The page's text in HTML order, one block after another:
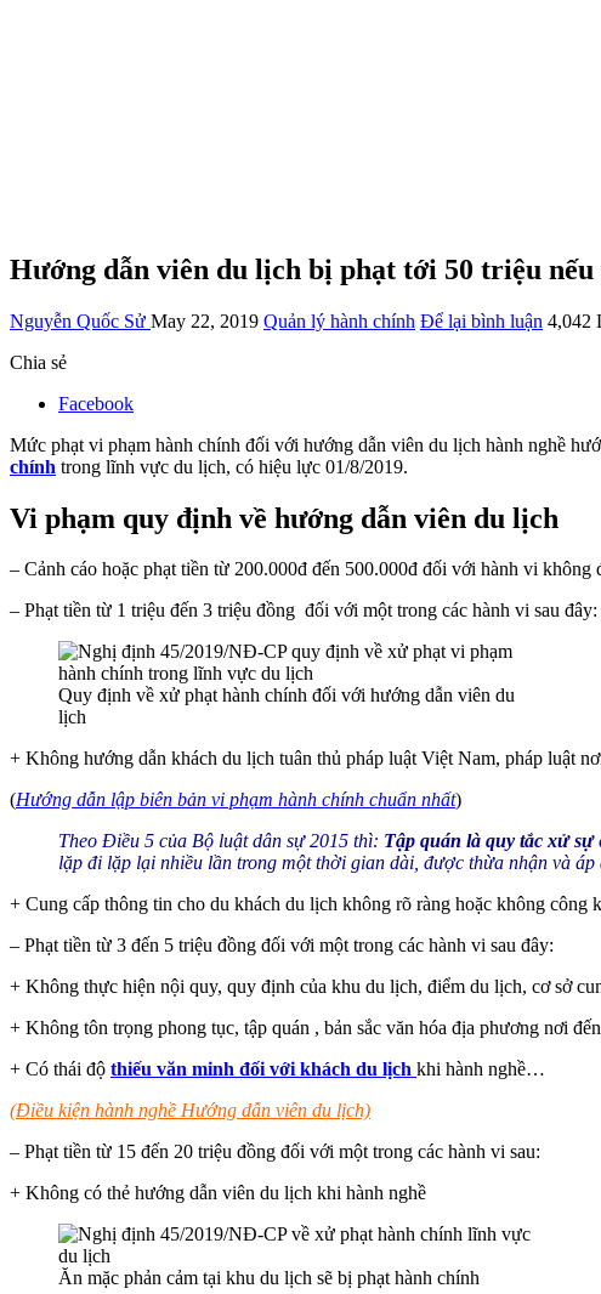
Hướng dẫn viên du lịch bị phạt tới 50 triệu
Nguyễn Quốc Sử May 22, 2019 Quản lý hành chính Để lại bình luận 4,042
Chia sẻ
Facebook
Mức phạt vi phạm hành chính đối với hướng dẫn viên du lịch hành nghề
chính trong lĩnh vực du lịch, có hiệu lực 01/8/2019.
Vi phạm quy định về hướng dẫn viên du lịch
– Cảnh cáo hoặc phạt tiền từ 200.000đ đến 500.000đ đối với hành vi
– Phạt tiền từ 1 triệu đến 3 triệu đồng đối với một trong các hành vi sau đây:
Quy định về xử phạt hành chính đối với hướng dẫn viên du
lịch
+ Không hướng dẫn khách du lịch tuân thủ pháp luật Việt Nam, pháp luật
(Hướng dẫn lập biên bản vi phạm hành chính chuẩn nhất)
Theo Điều 5 của Bộ luật dân sự 2015 thì: Tập quán là quy tắc xử sự
lặp đi lặp lại nhiều lần trong một thời gian dài, được thừa nhận và
+ Cung cấp thông tin cho du khách du lịch không rõ ràng hoặc không
– Phạt tiền từ 3 đến 5 triệu đồng đối với một trong các hành vi sau đây:
+ Không thực hiện nội quy, quy định của khu du lịch, điểm du lịch, cơ sở
+ Không tôn trọng phong tục, tập quán , bản sắc văn hóa địa phương nơi
+ Có thái độ thiếu văn minh đối với khách du lịch khi hành nghề…
(Điều kiện hành nghề Hướng dẫn viên du lịch)
– Phạt tiền từ 15 đến 20 triệu đồng đối với một trong các hành vi sau:
+ Không có thẻ hướng dẫn viên du lịch khi hành nghề
Ăn mặc phản cảm tại khu du lịch sẽ bị phạt hành chính